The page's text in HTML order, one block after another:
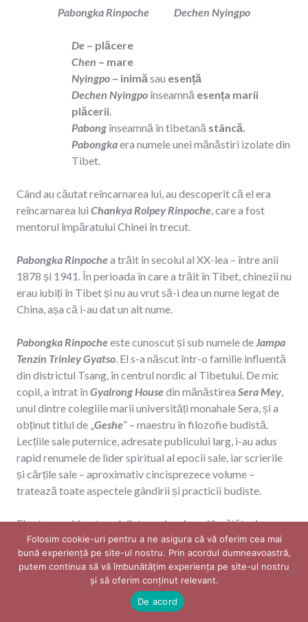
Pabongka Rinpoche Dechen Nyingpo
De – plăcere
Chen – mare
Nyingpo – inimăsau esență
Dechen Nyingpoînseamnă esența marii
plăcerii.
Pabongînseamnă în tibetană stâncă.
Pabongkaera numele unei mănăstiri izolate din
Tibet.
Când au căutat reîncarnarea lui, au descoperit că el era
reîncarnarea lui Chankya Rolpey Rinpoche, care a fost
mentorul împăratului Chinei în trecut.
Pabongka Rinpochea trăit în secolul al XX-lea – între anii
1878 și 1941. În perioada în care a trăit în Tibet, chinezii nu
erau iubiți în Tibet și nu au vrut să-i dea un nume legat de
China, așa că i-au dat un alt nume.
Pabongka Rinpocheeste cunoscut și sub numele deJampa
Tenzin Trinley Gyatso. El s-a născut într-o familie influentă
din districtul Tsang, în centrul nordic al Tibetului. De mic
copil, a intrat în Gyalrong Housedin mănăstirea Sera Mey,
unul dintre colegiile marii universități monahale Sera, și a
obținut titlul de „Geshe” – maestru în filozofie budistă.
Lecțiile sale puternice, adresate publicului larg, i-au adus
rapid renumele de lider spiritual al epocii sale, iar scrierile
și cărțile sale – aproximativ cincisprezece volume –
tratează toate aspectele gândirii și practicii budiste.
El este considerat unul dintre cei mai mari învățători
tibetani din secolul al XX-lea, în Tibet. El a scris printre
altele cartea „Darul eliberării în palma ta”. Ea este un
comentariu excepțional asupra Lam Rim. A fost tradusă în
Ken Rinpoche împreună cu elevul său
Lamei Dvora Hla
Folosim cookie-uri pentru a ne asigura că vă oferim cea mai
bună experiență pe site-ul nostru. Prin acordul dumneavoastră,
putem continua să vă îmbunătățim experiența pe site-ul nostru
și să oferim conținut relevant. ​
De acord